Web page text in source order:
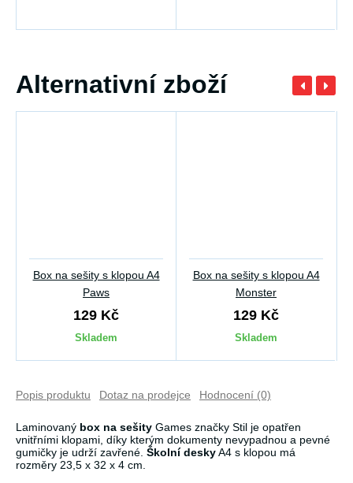
Alternativní zboží
Box na sešity s klopou A4
Paws
129 Kč
Skladem
Box na sešity s klopou A4
Monster
129 Kč
Skladem
Popis produktu Dotaz na prodejce Hodnocení (0)
Laminovaný box na sešity Games značky Stil je opatřen
vnitřními klopami, díky kterým dokumenty nevypadnou a pevné
gumičky je udrží zavřené. Školní deskyA4 s klopou má
rozměry 23,5 x 32 x 4 cm.